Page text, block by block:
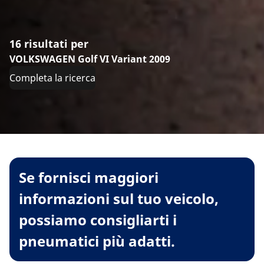
16 risultati per
VOLKSWAGEN Golf VI Variant 2009
Completa la ricerca
Se fornisci maggiori
informazioni sul tuo veicolo,
possiamo consigliarti i
pneumatici più adatti.